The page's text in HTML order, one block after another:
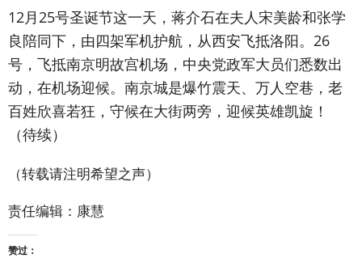
12月25号圣诞节这一天，蒋介石在夫人宋美龄和张学
良陪同下，由四架军机护航，从西安飞抵洛阳。26
号，飞抵南京明故宫机场，中央党政军大员们悉数出
动，在机场迎候。南京城是爆竹震天、万人空巷，老
百姓欣喜若狂，守候在大街两旁，迎候英雄凯旋！
（待续）
（转载请注明希望之声）
责任编辑：康慧
赞过：